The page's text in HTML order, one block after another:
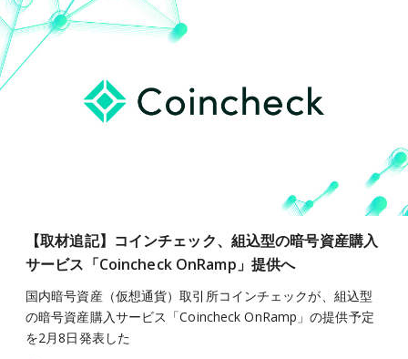
【取材追記】コインチェック、組込型の暗号資産購入
サービス「Coincheck OnRamp」提供へ
国内暗号資産（仮想通貨）取引所コインチェックが、組込型
の暗号資産購入サービス「Coincheck OnRamp」の提供予定
を2月8日発表した